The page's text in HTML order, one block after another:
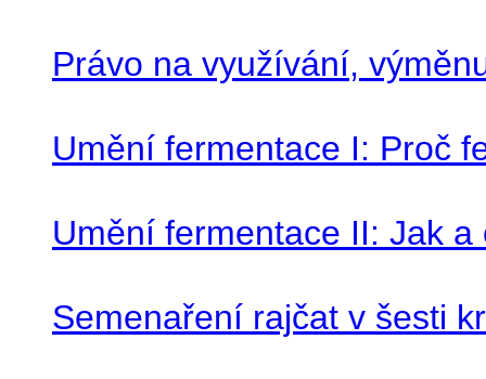
Právo na využívání,
Umění fermentace I: Proč
Umění fermentace II: Jak
Semenaření rajčat v šesti